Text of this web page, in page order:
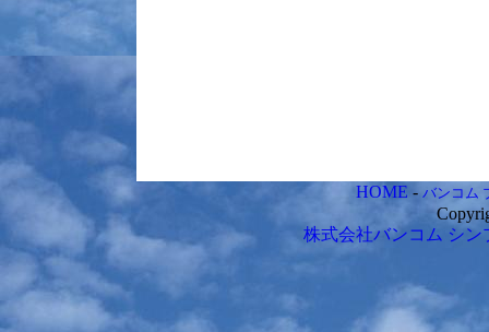
HOME - バンコム
株式会社バンコム シン